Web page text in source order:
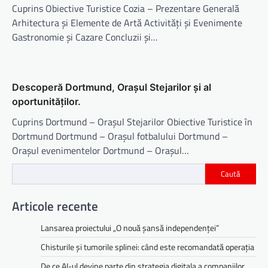
Cuprins Obiective Turistice Cozia – Prezentare Generală
Arhitectura și Elemente de Artă Activități și Evenimente
Gastronomie și Cazare Concluzii și…
Descoperă Dortmund, Orașul Stejarilor și al
oportunităților.
Cuprins Dortmund – Orașul Stejarilor Obiective Turistice în
Dortmund Dortmund – Orașul fotbalului Dortmund –
Orașul evenimentelor Dortmund – Orașul…
Caută
Articole recente
Lansarea proiectului „O nouă șansă independenței”
Chisturile și tumorile splinei: când este recomandată operația